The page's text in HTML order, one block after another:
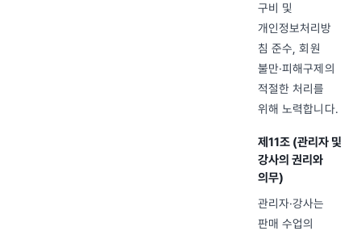
구비 및
개인정보처리방
침 준수, 회원
불만·피해구제의
적절한 처리를
위해 노력합니다.
제11조 (관리자 및
강사의 권리와
의무)
관리자·강사는
판매 수업의